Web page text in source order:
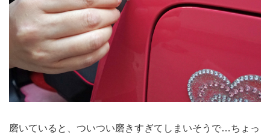
磨いていると、ついつい磨きすぎてしまいそうで…ちょっ